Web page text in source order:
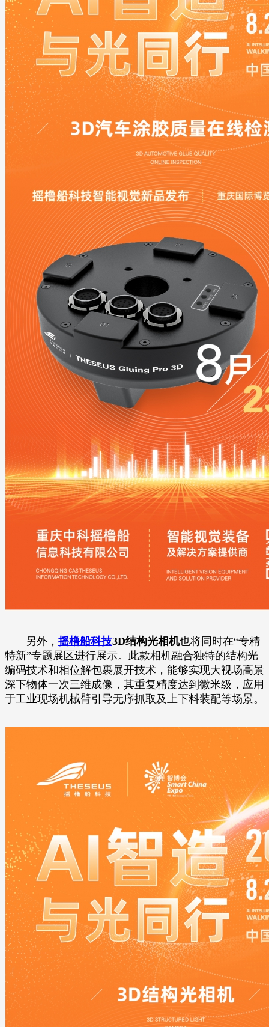
另外， 摇橹船科技3D结构光相机也将同时在“专精
特新”专题展区进行展示。此款相机融合独特的结构光
编码技术和相位解包裹展开技术，能够实现大视场高景
深下物体一次三维成像，其重复精度达到微米级，应用
于工业现场机械臂引导无序抓取及上下料装配等场景。